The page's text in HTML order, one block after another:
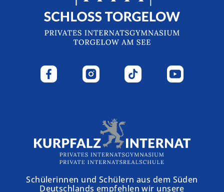
Schülerinnen und Schülern aus dem Süden
Deutschlands empfehlen wir unsere